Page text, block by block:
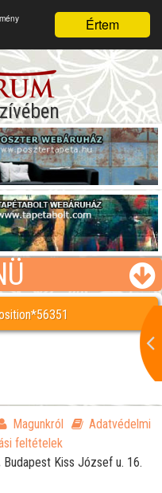
Értem
Magunkról
Adatvédelmi
feltételek
Budapest Kiss József u. 16.